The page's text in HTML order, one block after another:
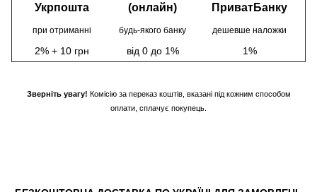
Укрпошта
(онлайн)
ПриватБанку
при отриманні будь-якого банку дешевше наложки
2% + 10 грн від 0 до 1% 1%
Зверніть увагу! Комісію за переказ коштів, вказані під кожним способом
оплати, сплачує покупець.